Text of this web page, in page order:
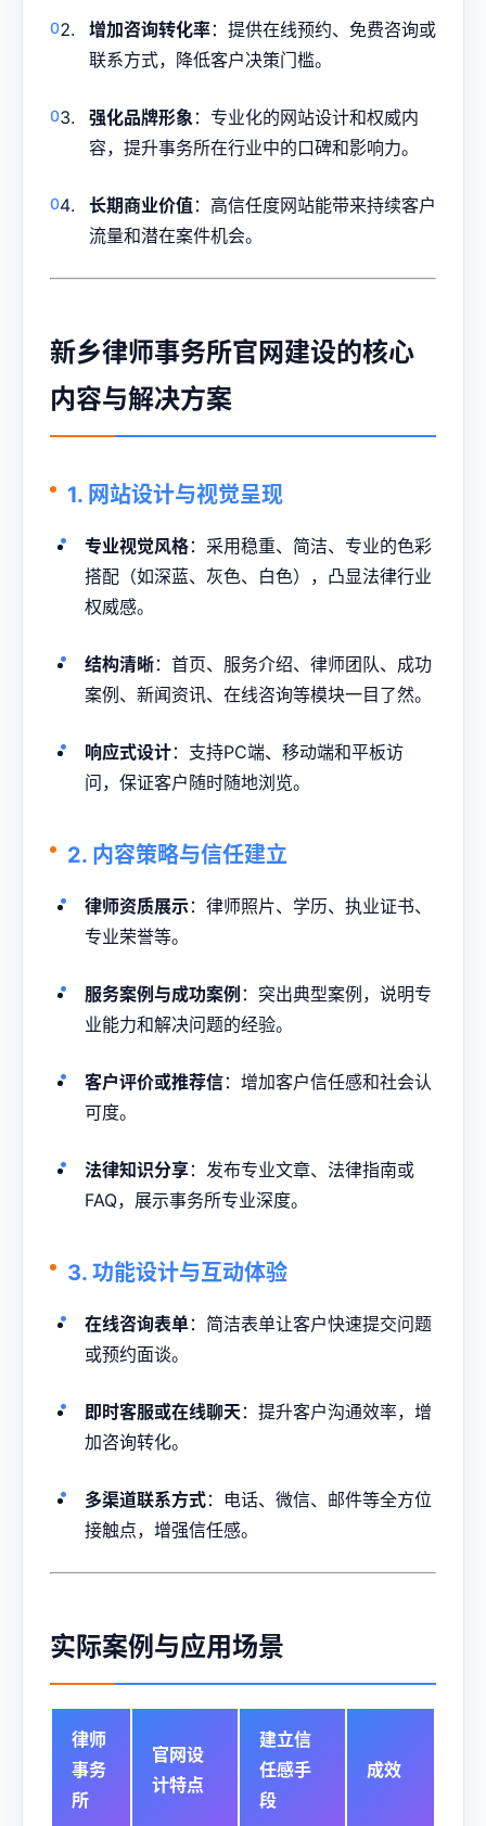
增加咨询转化率：提供在线预约、免费咨询或
联系方式，降低客户决策门槛。
强化品牌形象：专业化的网站设计和权威内
容，提升事务所在行业中的口碑和影响力。
长期商业价值：高信任度网站能带来持续客户
流量和潜在案件机会。
新乡律师事务所官网建设的核心
内容与解决方案
1. 网站设计与视觉呈现
专业视觉风格：采用稳重、简洁、专业的色彩
搭配（如深蓝、灰色、白色），凸显法律行业
权威感。
结构清晰：首页、服务介绍、律师团队、成功
案例、新闻资讯、在线咨询等模块一目了然。
响应式设计：支持PC端、移动端和平板访
问，保证客户随时随地浏览。
2. 内容策略与信任建立
律师资质展示：律师照片、学历、执业证书、
专业荣誉等。
服务案例与成功案例 ：突出典型案例，说明专
业能力和解决问题的经验。
客户评价或推荐信：增加客户信任感和社会认
可度。
法律知识分享：发布专业文章、法律指南或
FAQ，展示事务所专业深度。
3. 功能设计与互动体验
在线咨询表单：简洁表单让客户快速提交问题
或预约面谈。
即时客服或在线聊天：提升客户沟通效率，增
加咨询转化。
多渠道联系方式：电话、微信、邮件等全方位
接触点，增强信任感。
实际案例与应用场景
律师
事务
所
官网设
计特点
建立信
任感手
段
成效